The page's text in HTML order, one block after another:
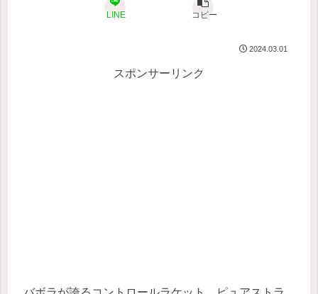
LINE コピー
2024.03.01
スポンサーリンク